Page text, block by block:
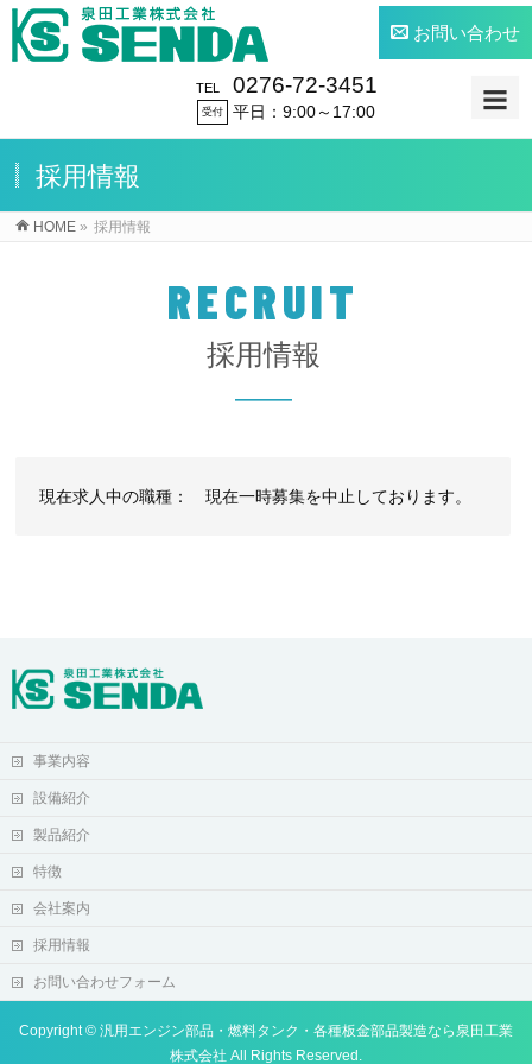
お問い合わせ
TEL 0276-72-3451
受付 平日：9:00～17:00
採用情報
HOME » 採用情報
RECRUIT
採用情報
現在求人中の職種： 現在一時募集を中止しております。
事業内容
設備紹介
製品紹介
特徴
会社案内
採用情報
お問い合わせフォーム
Copyright © 汎用エンジン部品・燃料タンク・各種板金部品製造なら泉田工業
株式会社 All Rights Reserved.